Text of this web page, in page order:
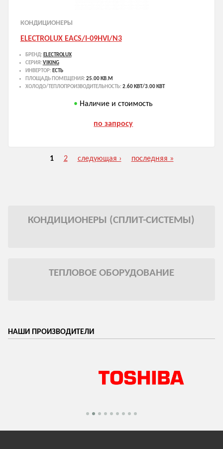
КОНДИЦИОНЕРЫ
ELECTROLUX EACS/I-09HVI/N3
БРЕНД: ELECTROLUX
СЕРИЯ: VIKING
ИНВЕРТОР: ЕСТЬ
ПЛОЩАДЬ ПОМЕЩЕНИЯ: 25.00 КВ.М
ХОЛОДО/ТЕПЛОПРОИЗВОДИТЕЛЬНОСТЬ: 2.60 КВТ/3.00 КВТ
Наличие и стоимость
по запросу
1 2 следующая › последняя »
КОНДИЦИОНЕРЫ (СПЛИТ-СИСТЕМЫ)
ТЕПЛОВОЕ ОБОРУДОВАНИЕ
НАШИ ПРОИЗВОДИТЕЛИ